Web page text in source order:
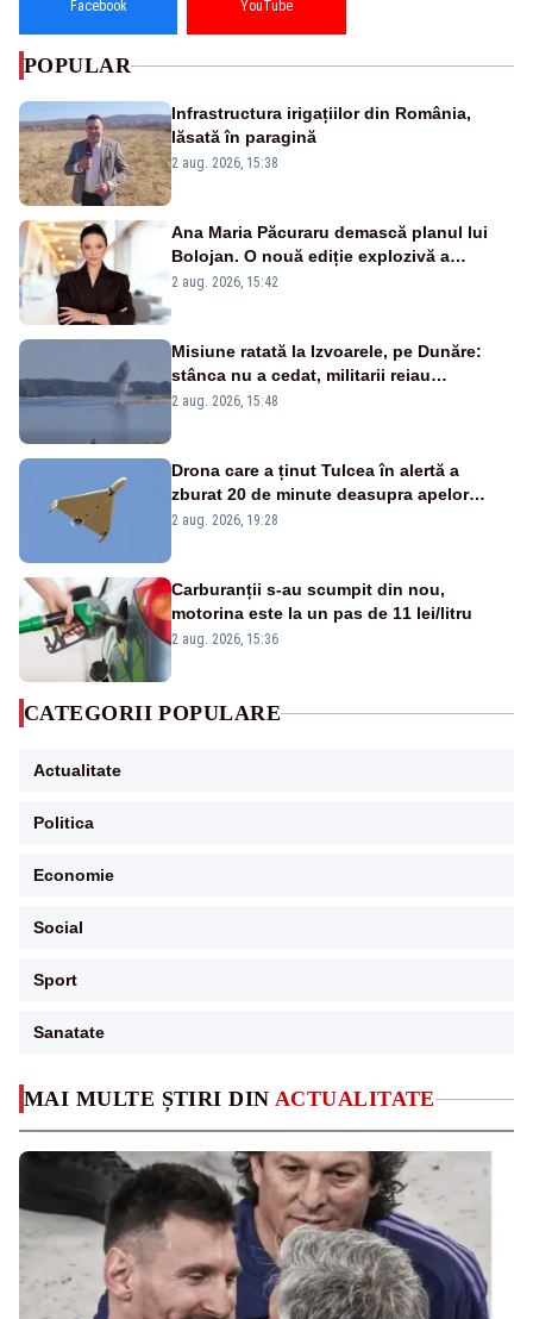
MAI MULTE ȘTIRI DIN ACTUALITATE
Facebook YouTube
POPULAR
Infrastructura irigațiilor din România,
lăsată în paragină
2 aug. 2026, 15:38
Ana Maria Păcuraru demască planul lui
Bolojan. O nouă ediție explozivă a
emisiunii „Miza Zilei” la Realitatea PLUS
2 aug. 2026, 15:42
Misiune ratată la Izvoarele, pe Dunăre:
stânca nu a cedat, militarii reiau
detonările luni – VIDEO
2 aug. 2026, 15:48
Drona care a ținut Tulcea în alertă a
zburat 20 de minute deasupra apelor
României. Au fost ridicate două F-16
2 aug. 2026, 19:28
Carburanții s-au scumpit din nou,
motorina este la un pas de 11 lei/litru
2 aug. 2026, 15:36
CATEGORII POPULARE
Actualitate
Politica
Economie
Social
Sport
Sanatate